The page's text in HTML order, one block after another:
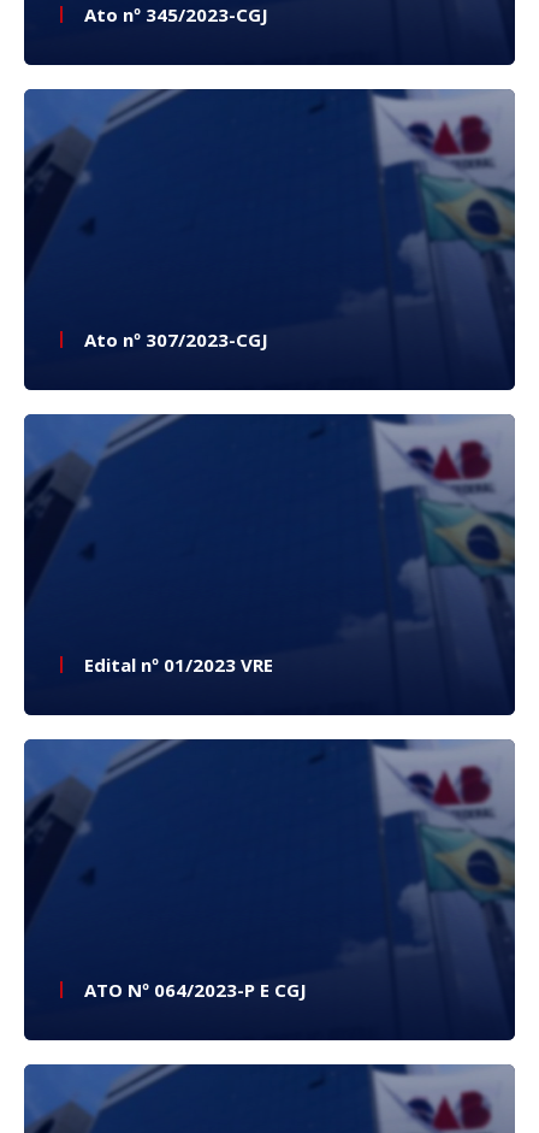
Ato nº 345/2023-CGJ
Ato nº 307/2023-CGJ
Edital nº 01/2023 VRE
ATO Nº 064/2023-P E CGJ